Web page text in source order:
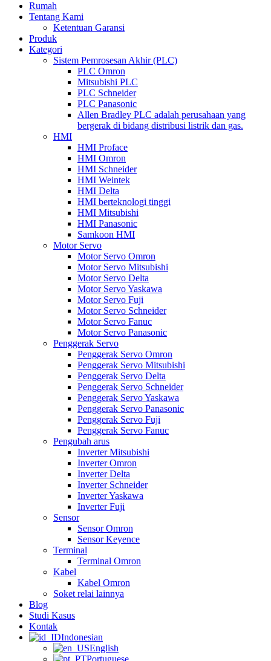
Rumah
Tentang Kami
Ketentuan Garansi
Produk
Kategori
Sistem Pemrosesan Akhir (PLC)
PLC Omron
Mitsubishi PLC
PLC Schneider
PLC Panasonic
Allen Bradley PLC adalah perusahaan yang
bergerak di bidang distribusi listrik dan gas.
HMI
HMI Proface
HMI Omron
HMI Schneider
HMI Weintek
HMI Delta
HMI berteknologi tinggi
HMI Mitsubishi
HMI Panasonic
Samkoon HMI
Motor Servo
Motor Servo Omron
Motor Servo Mitsubishi
Motor Servo Delta
Motor Servo Yaskawa
Motor Servo Fuji
Motor Servo Schneider
Motor Servo Fanuc
Motor Servo Panasonic
Penggerak Servo
Penggerak Servo Omron
Penggerak Servo Mitsubishi
Penggerak Servo Delta
Penggerak Servo Schneider
Penggerak Servo Yaskawa
Penggerak Servo Panasonic
Penggerak Servo Fuji
Penggerak Servo Fanuc
Pengubah arus
Inverter Mitsubishi
Inverter Omron
Inverter Delta
Inverter Schneider
Inverter Yaskawa
Inverter Fuji
Sensor
Sensor Omron
Sensor Keyence
Terminal
Terminal Omron
Kabel
Kabel Omron
Soket relai lainnya
Blog
Studi Kasus
Kontak
Indonesian
English
Portuguese